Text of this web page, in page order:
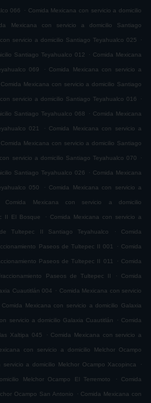
066 . Comida Mexicana con servicio a domicilio
Mexicana con servicio a domicilio Santiago
servicio a domicilio Santiago Teyahualco 025 .
Santiago Teyahualco 012 . Comida Mexicana
069 . Comida Mexicana con servicio a
Comida Mexicana con servicio a domicilio Santiago
servicio a domicilio Santiago Teyahualco 016 .
Santiago Teyahualco 068 . Comida Mexicana
021 . Comida Mexicana con servicio a
Comida Mexicana con servicio a domicilio Santiago
servicio a domicilio Santiago Teyahualco 070 .
Santiago Teyahualco 026 . Comida Mexicana
050 . Comida Mexicana con servicio a
Comida Mexicana con servicio a domicilio
II El Bosque . Comida Mexicana con servicio a
Tultepec II Santiago Teyahualco . Comida
Paseos de Tultepec II 001 . Comida
Paseos de Tultepec II 011 . Comida
Paseos de Tultepec II . Comida
Cuautitlán 004 . Comida Mexicana con servicio
Comida Mexicana con servicio a domicilio Galaxia
servicio a domicilio Galaxia Cuautitlán . Comida
Xaltipa 045 . Comida Mexicana con servicio a
con servicio a domicilio Melchor Ocampo
servicio a domicilio Melchor Ocampo Xacopinca .
Melchor Ocampo El Terremoto . Comida
Ocampo San Antonio . Comida Mexicana con